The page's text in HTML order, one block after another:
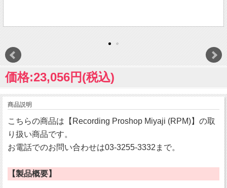
価格:23,056円(税込)
商品説明
こちらの商品は【Recording Proshop Miyaji (RPM)】の取
り扱い商品です。
お電話でのお問い合わせは03-3255-3332まで。
【製品概要】